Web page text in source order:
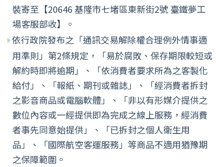
裝寄至【20646 基隆市七堵區東新街2號 臺鐵夢工
場客服部收】。
依行政院發布之「通訊交易解除權合理例外情事適
用準則」第2條規定，「易於腐敗、保存期限較短或
解約時即將逾期」、「依消費者要求所為之客製化
給付」、「報紙、期刊或雜誌」、「經消費者拆封
之影音商品或電腦軟體」、「非以有形媒介提供之
數位內容或一經提供即為完成之線上服務，經消費
者事先同意始提供」、「已拆封之個人衛生用
品」、「國際航空客運服務」等商品不適用猶豫期
之保障範圍。